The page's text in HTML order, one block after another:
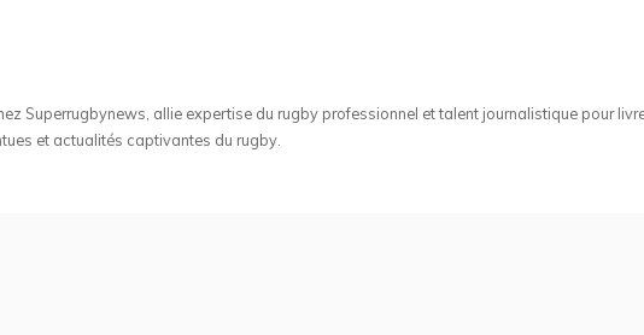
Superrugbynews, allie expertise du rugby professionnel et talent journalistique pour
et actualités captivantes du rugby.